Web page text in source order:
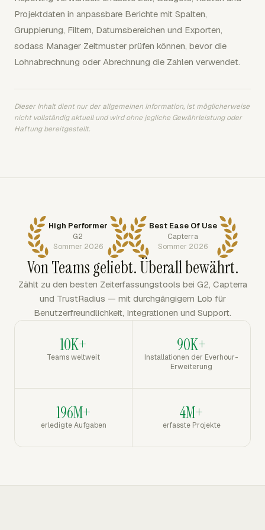
Projektdaten in anpassbare Berichte mit Spalten,
Gruppierung, Filtern, Datumsbereichen und Exporten,
sodass Manager Zeitmuster prüfen können, bevor die
Lohnabrechnung oder Abrechnung die Zahlen verwendet.
Dieser Inhalt dient nur der allgemeinen Information, ist möglicherweise
nicht vollständig aktuell und wird ohne jegliche Gewährleistung oder
Haftung bereitgestellt.
High Performer
G2
Sommer 2026
Best Ease Of Use
Capterra
Sommer 2026
Von Teams geliebt. Überall bewährt.
Zählt zu den besten Zeiterfassungstools bei G2, Capterra
und TrustRadius — mit durchgängigem Lob für
Benutzerfreundlichkeit, Integrationen und Support.
10K+
Teams weltweit
90K+
Installationen der Everhour-
Erweiterung
196M+
erledigte Aufgaben
4M+
erfasste Projekte